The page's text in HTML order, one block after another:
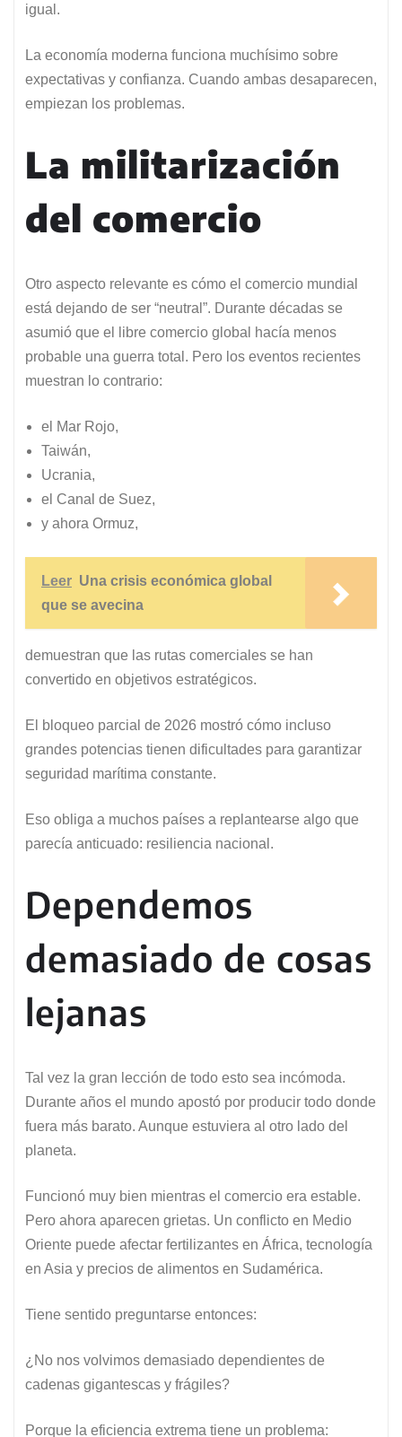
igual.
La economía moderna funciona muchísimo sobre
expectativas y confianza. Cuando ambas desaparecen,
empiezan los problemas.
La militarización
del comercio
Otro aspecto relevante es cómo el comercio mundial
está dejando de ser “neutral”. Durante décadas se
asumió que el libre comercio global hacía menos
probable una guerra total. Pero los eventos recientes
muestran lo contrario:
el Mar Rojo,
Taiwán,
Ucrania,
el Canal de Suez,
y ahora Ormuz,
Leer Una crisis económica global
que se avecina
demuestran que las rutas comerciales se han
convertido en objetivos estratégicos.
El bloqueo parcial de 2026 mostró cómo incluso
grandes potencias tienen dificultades para garantizar
seguridad marítima constante.
Eso obliga a muchos países a replantearse algo que
parecía anticuado: resiliencia nacional.
Dependemos
demasiado de cosas
lejanas
Tal vez la gran lección de todo esto sea incómoda.
Durante años el mundo apostó por producir todo donde
fuera más barato. Aunque estuviera al otro lado del
planeta.
Funcionó muy bien mientras el comercio era estable.
Pero ahora aparecen grietas. Un conflicto en Medio
Oriente puede afectar fertilizantes en África, tecnología
en Asia y precios de alimentos en Sudamérica.
Tiene sentido preguntarse entonces:
¿No nos volvimos demasiado dependientes de
cadenas gigantescas y frágiles?
Porque la eficiencia extrema tiene un problema: